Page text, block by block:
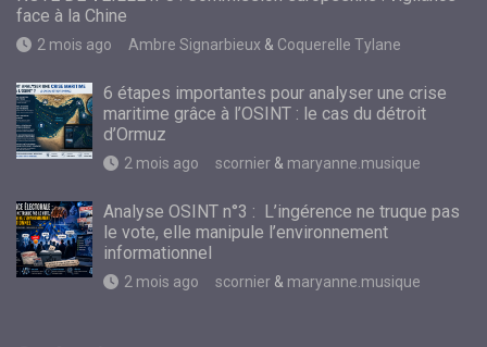
face à la Chine
2 mois ago Ambre Signarbieux & Coquerelle Tylane
6 étapes importantes pour analyser une crise
maritime grâce à l’OSINT : le cas du détroit
d’Ormuz
2 mois ago scornier & maryanne.musique
Analyse OSINT n°3 : L’ingérence ne truque pas
le vote, elle manipule l’environnement
informationnel
2 mois ago scornier & maryanne.musique